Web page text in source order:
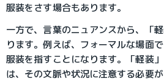
服装をさす場合もあります。
一方で、言葉のニュアンスから、「
ります。例えば、フォーマルな場面
服装を指すことになります。「軽装
は、その文脈や状況に注意する必要が